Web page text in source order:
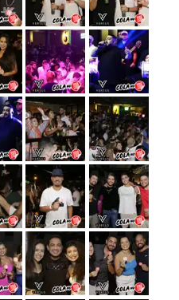
&nbsp; &nbsp;
&nbsp; &nbsp;
&nbsp; &nbsp;
&nbsp; &nbsp;